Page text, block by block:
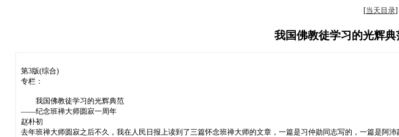
[当天目录
我国佛教徒学习的光辉
第3版(综合)
专栏：
我国佛教徒学习的光辉典范
——纪念班禅大师圆寂一周年
赵朴初
去年班禅大师圆寂之后不久，我在人民日报上读到了三篇怀念班禅大师的文章，一篇是习仲勋同志写的，一篇是